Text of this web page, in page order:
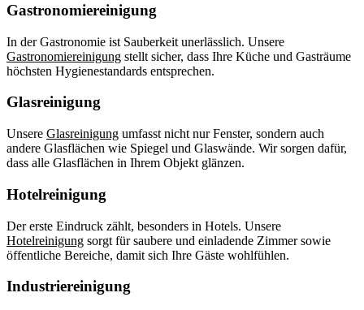
Gastronomiereinigung
In der Gastronomie ist Sauberkeit unerlässlich. Unsere
Gastronomiereinigung stellt sicher, dass Ihre Küche und Gasträume
höchsten Hygienestandards entsprechen.
Glasreinigung
Unsere Glasreinigung umfasst nicht nur Fenster, sondern auch
andere Glasflächen wie Spiegel und Glaswände. Wir sorgen dafür,
dass alle Glasflächen in Ihrem Objekt glänzen.
Hotelreinigung
Der erste Eindruck zählt, besonders in Hotels. Unsere
Hotelreinigung sorgt für saubere und einladende Zimmer sowie
öffentliche Bereiche, damit sich Ihre Gäste wohlfühlen.
Industriereinigung